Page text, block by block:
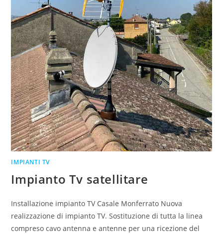
IMPIANTI TV
Impianto Tv satellitare
Installazione impianto TV Casale Monferrato Nuova
realizzazione di impianto TV. Sostituzione di tutta la linea
compreso cavo antenna e antenne per una ricezione del